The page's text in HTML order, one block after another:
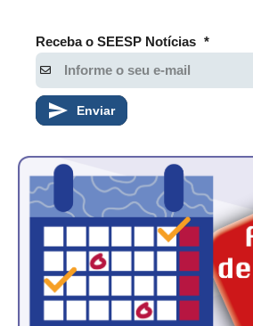
Receba o SEESP Notícias *
Enviar